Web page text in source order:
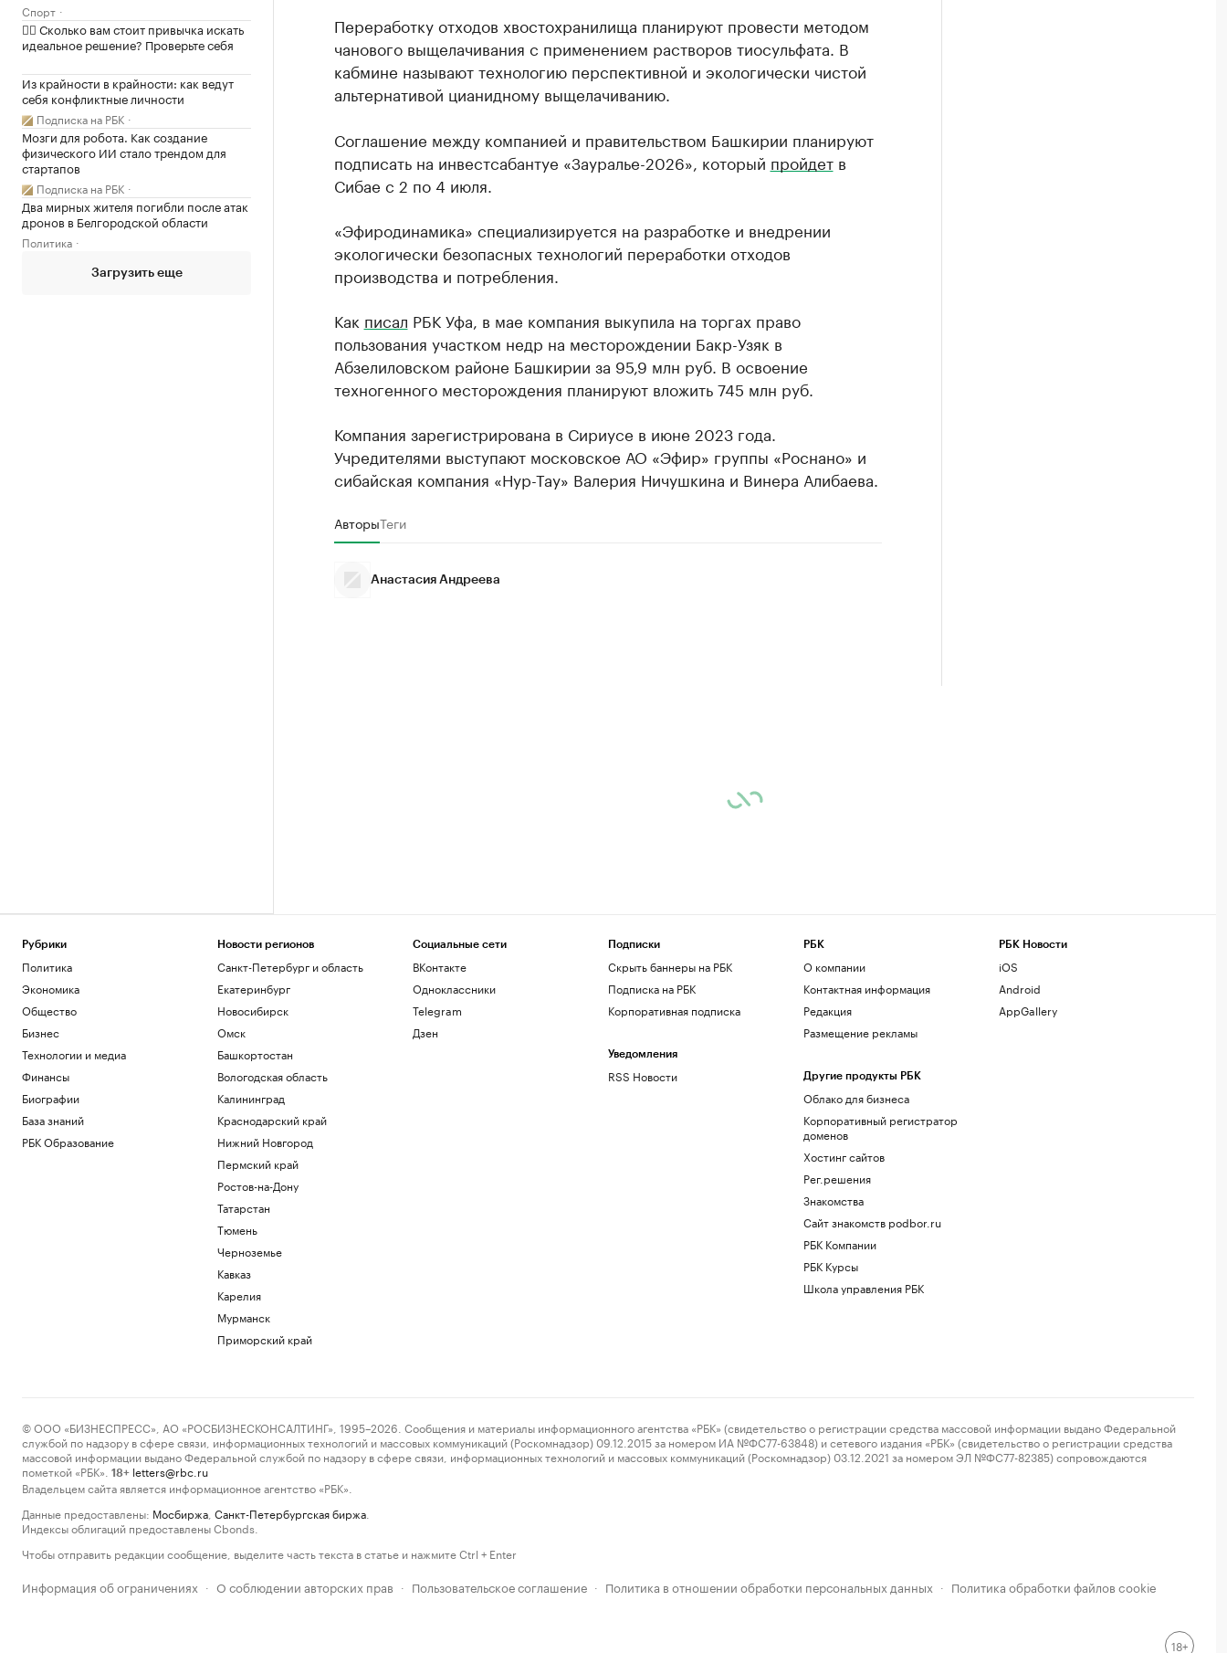
Спорт
✍🏻 Сколько вам стоит привычка искать
идеальное решение? Проверьте себя
Из крайности в крайности: как ведут
себя конфликтные личности
Подписка на РБК
Мозги для робота. Как создание
физического ИИ стало трендом для
стартапов
Подписка на РБК
Два мирных жителя погибли после атак
дронов в Белгородской области
Политика
Загрузить еще
Переработку отходов хвостохранилища планируют провести методом
чанового выщелачивания с применением растворов тиосульфата. В
кабмине называют технологию перспективной и экологически чистой
альтернативой цианидному выщелачиванию.
Соглашение между компанией и правительством Башкирии планируют
подписать на инвестсабантуе «Зауралье-2026», который пройдетв
Сибае с 2 по 4 июля.
«Эфиродинамика» специализируется на разработке и внедрении
экологически безопасных технологий переработки отходов
производства и потребления.
Как писал РБК Уфа, в мае компания выкупила на торгах право
пользования участком недр на месторождении Бакр-Узяк в
Абзелиловском районе Башкирии за 95,9 млн руб. В освоение
техногенного месторождения планируют вложить 745 млн руб.
Компания зарегистрирована в Сириусе в июне 2023 года.
Учредителями выступают московское АО «Эфир» группы «Роснано» и
сибайская компания «Нур-Тау» Валерия Ничушкина и Винера Алибаева.
АвторыТеги
Анастасия Андреева
Рубрики
Политика
Экономика
Общество
Бизнес
Технологии и медиа
Финансы
Биографии
База знаний
РБК Образование
Новости регионов
Санкт-Петербург и область
Екатеринбург
Новосибирск
Омск
Башкортостан
Вологодская область
Калининград
Краснодарский край
Нижний Новгород
Пермский край
Ростов-на-Дону
Татарстан
Тюмень
Черноземье
Кавказ
Карелия
Мурманск
Приморский край
Социальные сети
ВКонтакте
Одноклассники
Telegram
Дзен
Подписки
Скрыть баннеры на РБК
Подписка на РБК
Корпоративная подписка
Уведомления
RSS Новости
РБК
О компании
Контактная информация
Редакция
Размещение рекламы
Другие продукты РБК
Облако для бизнеса
Корпоративный регистратор
доменов
Хостинг сайтов
Рег.решения
Знакомства
Сайт знакомств podbor.ru
РБК Компании
РБК Курсы
Школа управления РБК
РБК Новости
iOS
Android
AppGallery
© ООО «БИЗНЕСПРЕСС», АО «РОСБИЗНЕСКОНСАЛТИНГ», 1995–2026. Сообщения и материалы информационного агентства «РБК» (свидетельство о регистрации средства массовой информации выдано Федеральной
службой по надзору в сфере связи, информационных технологий и массовых коммуникаций (Роскомнадзор) 09.12.2015 за номером ИА №ФС77-63848) и сетевого издания «РБК» (свидетельство о регистрации средства
массовой информации выдано Федеральной службой по надзору в сфере связи, информационных технологий и массовых коммуникаций (Роскомнадзор) 03.12.2021 за номером ЭЛ №ФС77-82385) сопровождаются
пометкой «РБК».
18+ letters@rbc.ru
Владельцем сайта является информационное агентство «РБК».
Данные предоставлены: Мосбиржа Санкт-Петербургская биржа
Индексы облигаций предоставлены Cbonds.
Чтобы отправить редакции сообщение, выделите часть текста в статье и нажмите Ctrl + Enter
Информация об ограничениях · О соблюдении авторских прав · Пользовательское соглашение · Политика в отношении обработки персональных данных · Политика обработки файлов cookie
18+